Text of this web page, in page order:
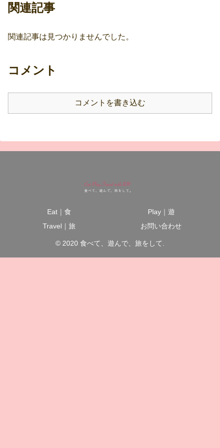
関連記事
関連記事は見つかりませんでした。
コメント
コメントを書き込む
Eat｜食
Play｜遊
Travel｜旅
お問い合わせ
© 2020 食べて、遊んで、旅をして.